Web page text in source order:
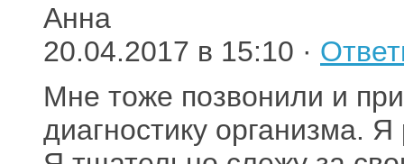
Анна
20.04.2017 в 15:10 ·
Мне тоже позвонили и
диагностику организма.